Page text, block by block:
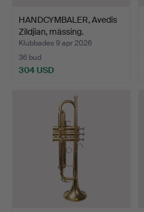
HANDCYMBALER, Avedis
Zildjian, mässing.
Klubbades 9 apr 2026
36 bud
304 USD